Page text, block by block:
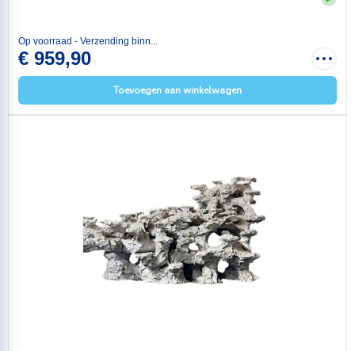
Op voorraad - Verzending binn...
€ 959,90
Toevoegen aan winkelwagen